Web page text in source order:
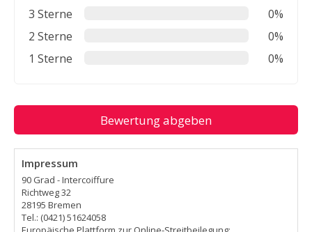
3 Sterne
0%
2 Sterne
0%
1 Sterne
0%
Bewertung abgeben
Impressum
90 Grad - Intercoiffure
Richtweg 32
28195 Bremen
Tel.: (0421) 51624058